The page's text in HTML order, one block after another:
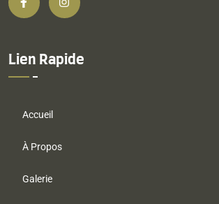
Lien Rapide
Accueil
À Propos
Galerie